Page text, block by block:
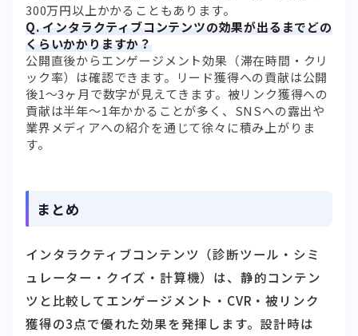
300万円以上かかることもあります。
Q. インタラクティブコンテンツの効果が出るまでどの
くらいかかりますか？
公開直後からエンゲージメント効果（滞在時間・クリ
ック率）は確認できます。リード獲得への貢献は公開
後1〜3ヶ月で数字が見えてきます。被リンク獲得への
貢献は半年〜1年かかることが多く、SNSへの露出や
業界メディアへの紹介を通じて徐々に積み上がりま
す。
まとめ
インタラクティブコンテンツ（診断ツール・シミ
ュレーター・クイズ・計算機）は、静的コンテン
ツと比較してエンゲージメント・CVR・被リンク
獲得の3点で優れた効果を発揮します。設計時は